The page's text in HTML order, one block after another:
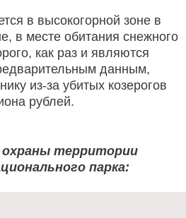
в высокогорной зоне в
в месте обитания снежного
как раз и являются
данным,
из-за убитых козерогов
рублей.
охраны территории
парка: